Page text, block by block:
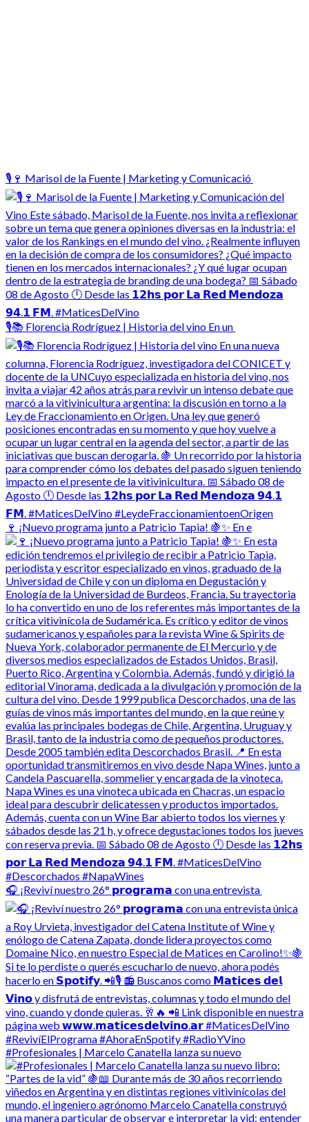
🎙️🍷 Marisol de la Fuente | Marketing y Comunicació
🎙️📚 Florencia Rodríguez | Historia del vino En un
🍷 ¡Nuevo programa junto a Patricio Tapia! 🍇✨ En e
🎧 ¡Reviví nuestro 26° 𝗽𝗿𝗼𝗴𝗿𝗮𝗺𝗮 con una entrevista
#Profesionales | Marcelo Canatella lanza su nuevo